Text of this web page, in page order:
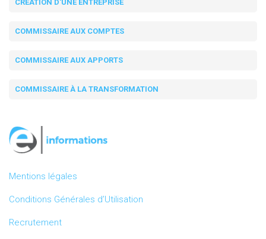
CRÉATION D'UNE ENTREPRISE
COMMISSAIRE AUX COMPTES
COMMISSAIRE AUX APPORTS
COMMISSAIRE À LA TRANSFORMATION
Mentions légales
Conditions Générales d’Utilisation
Recrutement